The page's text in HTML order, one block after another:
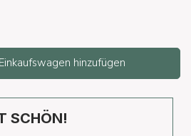
hinzufügen
SCHÖN!